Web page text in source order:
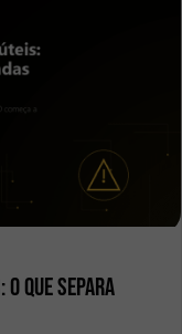
que separa